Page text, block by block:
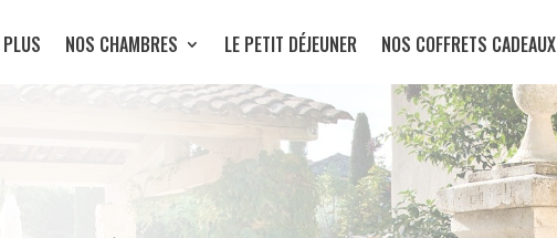
NOS CHAMBRES LE PETIT DÉJEUNER NOS COFFRETS CADEAUX